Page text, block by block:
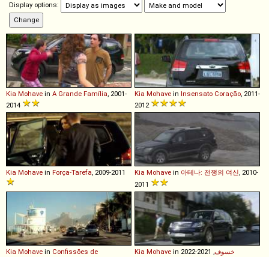
Display options:
Kia Mohave in A Grande Família , 2001-
2014
Kia Mohave in Insensato Coração , 2011-
2012
Kia Mohave in Força-Tarefa , 2009-2011 Kia Mohave in 아테나: 전쟁의 여신 , 2010-
2011
Kia Mohave in Confissões de
Kia Mohave in خسوف